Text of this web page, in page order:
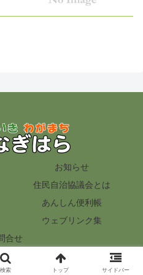
お知らせ
住民自治協議会とは
あんしん便利帳
ウェブリンク集
合せ
まち『やなぎはら』.
検索 トップ サイドバー